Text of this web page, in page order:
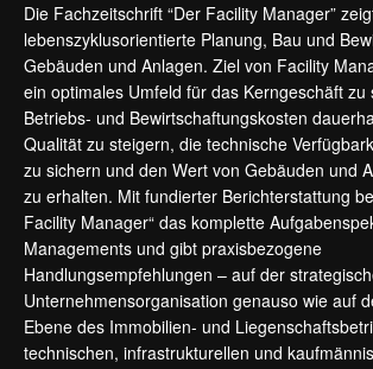
Die Fachzeitschrift “Der Facility Manager”
lebenszyklusorientierte Planung, Bau und
Gebäuden und Anlagen. Ziel von Facility
ein optimales Umfeld für das Kerngeschäft zu
Betriebs- und Bewirtschaftungskosten
Qualität zu steigern, die technische
zu sichern und den Wert von Gebäuden und
zu erhalten. Mit fundierter Berichterstattung
Facility Manager“ das komplette
Managements und gibt praxisbezogene
Handlungsempfehlungen – auf der
Unternehmensorganisation genauso wie auf
Ebene des Immobilien- und
technischen, infrastrukturellen und